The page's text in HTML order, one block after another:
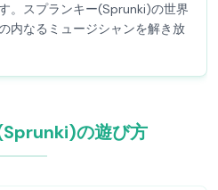
。スプランキー(Sprunki)の世界
内なるミュージシャンを解き放
の遊び方